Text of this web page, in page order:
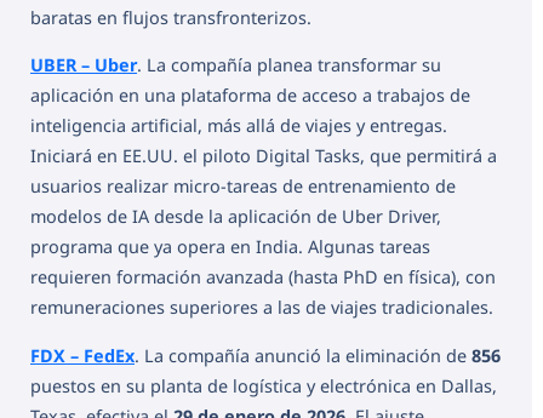
baratas en flujos transfronterizos.
UBER – Uber. La compañía planea transformar su
aplicación en una plataforma de acceso a trabajos de
inteligencia artificial, más allá de viajes y entregas.
Iniciará en EE.UU. el piloto Digital Tasks, que permitirá a
usuarios realizar micro-tareas de entrenamiento de
modelos de IA desde la aplicación de Uber Driver,
programa que ya opera en India. Algunas tareas
requieren formación avanzada (hasta PhD en física), con
remuneraciones superiores a las de viajes tradicionales.
FDX – FedEx. La compañía anunció la eliminación de 856
puestos en su planta de logística y electrónica en Dallas,